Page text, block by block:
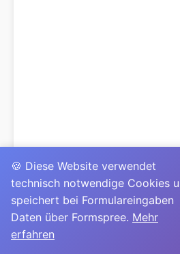
🍪 Diese Website verwendet
technisch notwendige Cookies
speichert bei Formulareingaben
Daten über Formspree. Mehr
erfahren